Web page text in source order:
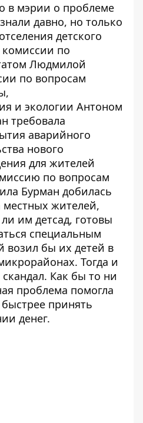
в мэрии о проблеме
давно, но только
детского
комиссии по
Людмилой
по вопросам
и экологии Антоном
требовала
аварийного
нового
для жителей
по вопросам
Бурман добилась
местных жителей,
им детсад, готовы
специальным
возил бы их детей в
Тогда и
Как бы то ни
проблема помогла
принять
денег.